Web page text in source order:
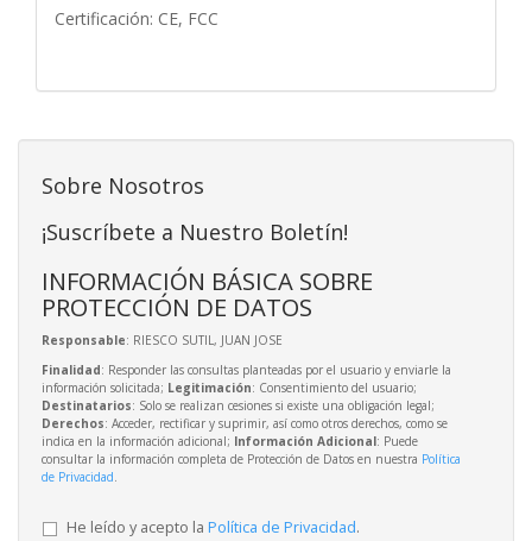
Certificación: CE, FCC
Sobre Nosotros
¡Suscríbete a Nuestro Boletín!
INFORMACIÓN BÁSICA SOBRE
PROTECCIÓN DE DATOS
Responsable: RIESCO SUTIL, JUAN JOSE
Finalidad: Responder las consultas planteadas por el usuario y enviarle la
información solicitada; Legitimación: Consentimiento del usuario;
Destinatarios: Solo se realizan cesiones si existe una obligación legal;
Derechos: Acceder, rectificar y suprimir, así como otros derechos, como se
indica en la información adicional; Información Adicional: Puede
consultar la información completa de Protección de Datos en nuestra Política
de Privacidad
He leído y acepto la Política de Privacidad.